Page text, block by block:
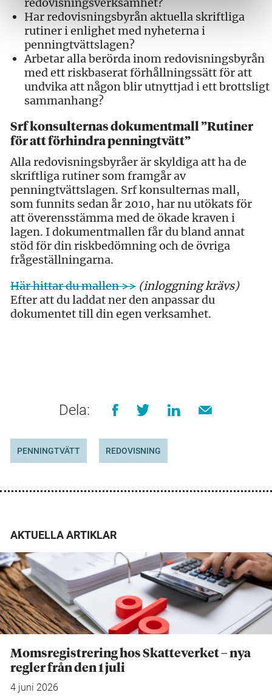
Har redovisningsbyrån aktuella skriftliga
rutiner i enlighet med nyheterna i
penningtvättslagen?
Arbetar alla berörda inom redovisningsbyrån
med ett riskbaserat förhållningssätt för att
undvika att någon blir utnyttjad i ett brottsligt
sammanhang?
Srf konsulternas dokumentmall ”Rutiner
för att förhindra penningtvätt”
Alla redovisningsbyråer är skyldiga att ha de
skriftliga rutiner som framgår av
penningtvättslagen. Srf konsulternas mall,
som funnits sedan år 2010, har nu utökats för
att överensstämma med de ökade kraven i
lagen. I dokumentmallen får du bland annat
stöd för din riskbedömning och de övriga
frågeställningarna.
Här hittar du mallen >> (inloggning krävs)
Efter att du laddat ner den anpassar du
dokumentet till din egen verksamhet.
Dela:
PENNINGTVÄTT REDOVISNING
AKTUELLA ARTIKLAR
Momsregistrering hos Skatteverket – nya
regler från den 1 juli
4 juni 2026